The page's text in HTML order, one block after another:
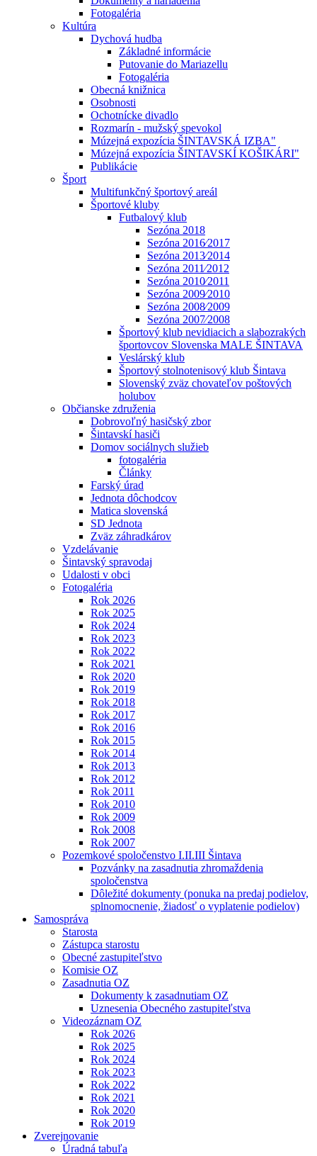
Fotogaléria
Kultúra
Dychová hudba
Základné informácie
Putovanie do Mariazellu
Fotogaléria
Obecná knižnica
Osobnosti
Ochotnícke divadlo
Rozmarín - mužský spevokol
Múzejná expozícia ŠINTAVSKÁ IZBA"
Múzejná expozícia ŠINTAVSKÍ KOŠIKÁRI"
Publikácie
Šport
Multifunkčný športový areál
Športové kluby
Futbalový klub
Sezóna 2018
Sezóna 2016⁄2017
Sezóna 2013⁄2014
Sezóna 2011⁄2012
Sezóna 2010⁄2011
Sezóna 2009⁄2010
Sezóna 2008⁄2009
Sezóna 2007⁄2008
Športový klub nevidiacich a slabozrakých
športovcov Slovenska MALE ŠINTAVA
Veslárský klub
Športový stolnotenisový klub Šintava
Slovenský zväz chovateľov poštových
holubov
Občianske združenia
Dobrovoľný hasičský zbor
Šintavskí hasiči
Domov sociálnych služieb
fotogaléria
Články
Farský úrad
Jednota dôchodcov
Matica slovenská
SD Jednota
Zväz záhradkárov
Vzdelávanie
Šintavský spravodaj
Udalosti v obci
Fotogaléria
Rok 2026
Rok 2025
Rok 2024
Rok 2023
Rok 2022
Rok 2021
Rok 2020
Rok 2019
Rok 2018
Rok 2017
Rok 2016
Rok 2015
Rok 2014
Rok 2013
Rok 2012
Rok 2011
Rok 2010
Rok 2009
Rok 2008
Rok 2007
Pozemkové spoločenstvo I.II.III Šintava
Pozvánky na zasadnutia zhromaždenia
spoločenstva
Dôležité dokumenty (ponuka na predaj podielov,
splnomocnenie, žiadosť o vyplatenie podielov)
Samospráva
Starosta
Zástupca starostu
Obecné zastupiteľstvo
Komisie OZ
Zasadnutia OZ
Dokumenty k zasadnutiam OZ
Uznesenia Obecného zastupiteľstva
Videozáznam OZ
Rok 2026
Rok 2025
Rok 2024
Rok 2023
Rok 2022
Rok 2021
Rok 2020
Rok 2019
Zverejnovanie
Úradná tabuľa